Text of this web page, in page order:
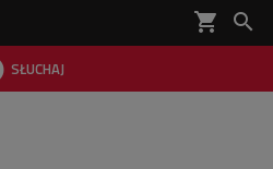
shopping_cart 
SŁUCHAJ
